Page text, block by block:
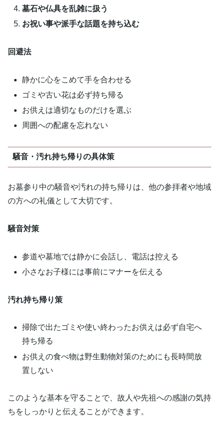
墓石や仏具を乱雑に扱う
お祝い事や派手な話題を持ち込む
回避法
静かに心をこめて手を合わせる
ゴミや古い花は必ず持ち帰る
お供えは適切なものだけを選ぶ
周囲への配慮を忘れない
騒音・汚れ持ち帰りの具体策
お墓参り中の騒音や汚れの持ち帰りは、他の参拝者や地域
の方への礼儀として大切です。
騒音対策
参道や墓地では静かに会話し、電話は控える
小さなお子様には事前にマナーを伝える
汚れ持ち帰り策
掃除で出たゴミや使い終わったお供えは必ず自宅へ
持ち帰る
お供えの食べ物は野生動物対策のためにも長時間放
置しない
このような基本を守ることで、故人や先祖への感謝の気持
ちをしっかりと伝えることができます。